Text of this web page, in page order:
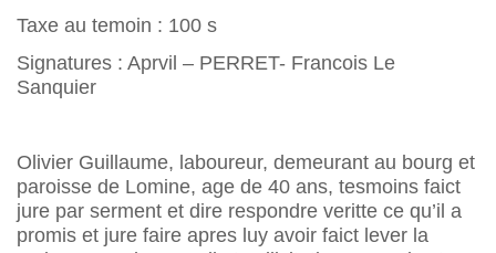
Taxe au temoin : 100 s
Signatures : Aprvil – PERRET- Francois Le
Sanquier
Olivier Guillaume, laboureur, demeurant au bourg et
paroisse de Lomine, age de 40 ans, tesmoins faict
jure par serment et dire respondre veritte ce qu’il a
promis et jure faire apres luy avoir faict lever la